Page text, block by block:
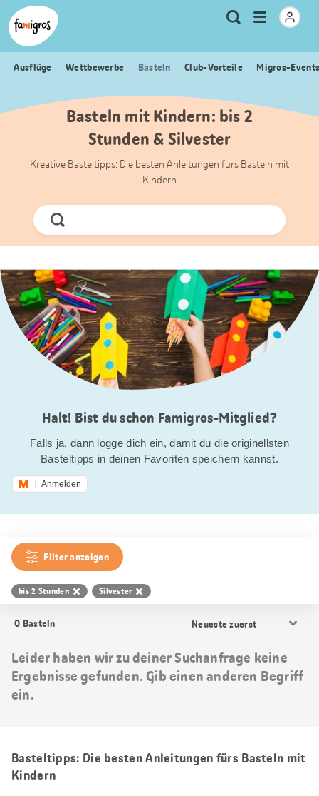
Sprungmarken
Navigation
Header
Logo
Meta
Navigation
Suche
Menu
öffnen
Ausflüge Wettbewerbe Basteln Club-Vorteile Migros-
Basteln mit Kindern: bis 2
Stunden & Silvester
Kreative Basteltipps: Die besten Anleitungen fürs Basteln mit
Kindern
Jetzt
Suchen
Halt! Bist du schon Famigros-Mitglied?
Falls ja, dann logge dich ein, damit du die originellsten
Basteltipps in deinen Favoriten speichern kannst.
Anmelden
Filter anzeigen
bis 2 Stunden Silvester
0 Basteln
Sortierung
Leider haben wir zu deiner Suchanfrage keine
Ergebnisse gefunden. Gib einen anderen Begriff
ein.
Basteltipps: Die besten Anleitungen fürs Basteln mit
Kindern